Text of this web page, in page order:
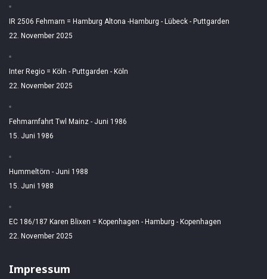
IR 2506 Fehmarn = Hamburg Altona -Hamburg - Lübeck - Puttgarden
22. November 2025
Inter Regio = Köln - Puttgarden - Köln
22. November 2025
Fehmarnfahrt Twl Mainz - Juni 1986
15. Juni 1986
Hummeltörn - Juni 1988
15. Juni 1988
EC 186/187 Karen Blixen = Kopenhagen - Hamburg - Kopenhagen
22. November 2025
Impressum